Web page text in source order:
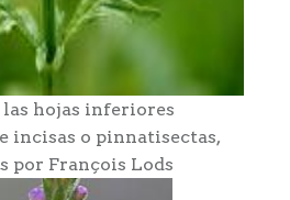
hojas inferiores
incisas o pinnatisectas,
por François Lods